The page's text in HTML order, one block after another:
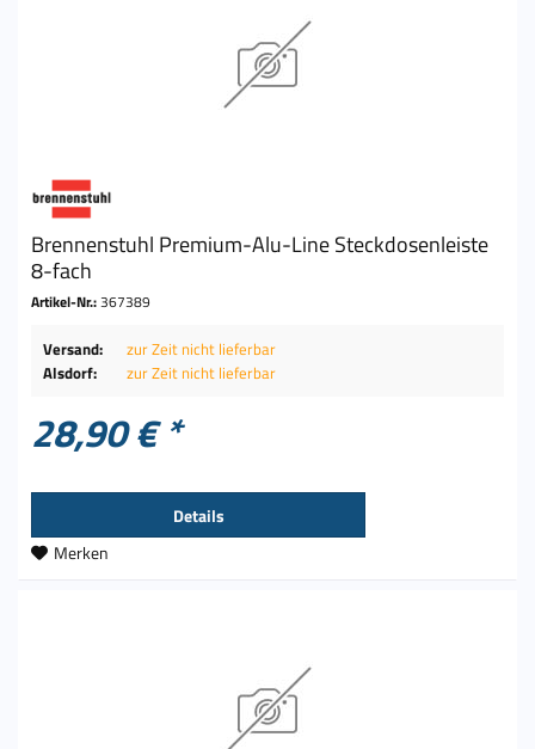
Brennenstuhl Premium-Alu-Line Steckdosenleiste
8-fach
Artikel-Nr.:367389
Versand:
zur Zeit nicht lieferbar
Alsdorf:
zur Zeit nicht lieferbar
28,90 € *
Details
Merken